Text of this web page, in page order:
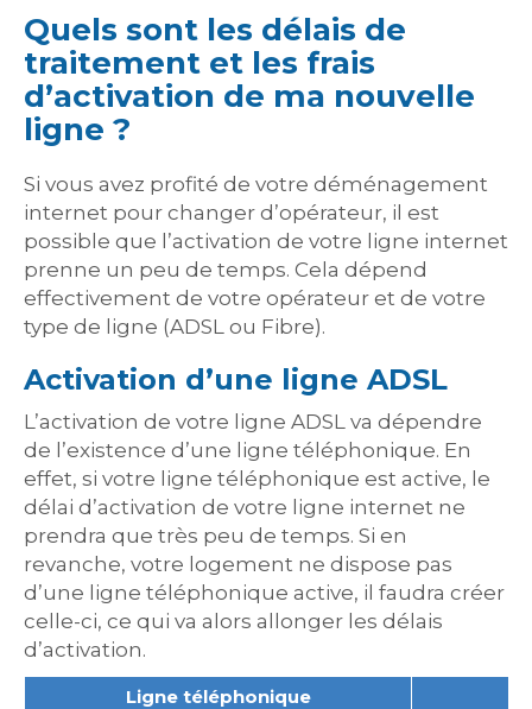
Quels sont les délais de
traitement et les frais
d’activation de ma nouvelle
ligne ?
Si vous avez profité de votre déménagement
internet pour changer d’opérateur, il est
possible que l’activation de votre ligne internet
prenne un peu de temps. Cela dépend
effectivement de votre opérateur et de votre
type de ligne (ADSL ou Fibre).
Activation d’une ligne ADSL
L’activation de votre ligne ADSL va dépendre
de l’existence d’une ligne téléphonique. En
effet, si votre ligne téléphonique est active, le
délai d’activation de votre ligne internet ne
prendra que très peu de temps. Si en
revanche, votre logement ne dispose pas
d’une ligne téléphonique active, il faudra créer
celle-ci, ce qui va alors allonger les délais
d’activation.
Ligne téléphonique